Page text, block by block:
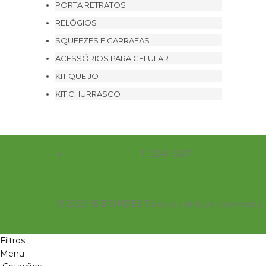
PORTA RETRATOS
RELÓGIOS
SQUEEZES E GARRAFAS
ACESSÓRIOS PARA CELULAR
KIT QUEIJO
KIT CHURRASCO
11 2241-6697
© 2022 X5 BRINDES Todos os direitos reservados
Filtros
Menu